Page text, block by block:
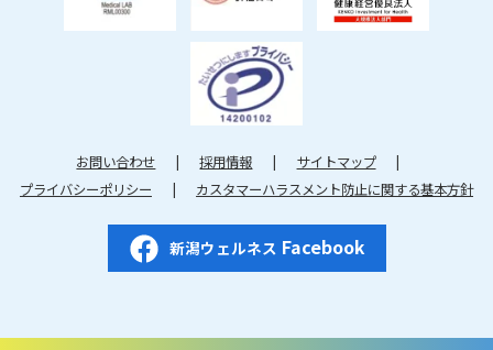
お問い合わせ 採用情報
サイトマップ
プライバシーポリシー
カスタマーハラスメント防止に関する基本方針
新潟ウェルネス Facebook